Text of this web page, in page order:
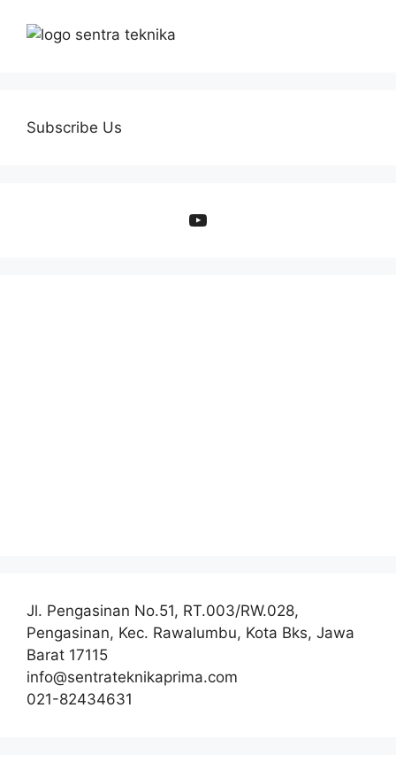
Subscribe Us
YouTube
Jl. Pengasinan No.51, RT.003/RW.028,
Pengasinan, Kec. Rawalumbu, Kota Bks, Jawa
Barat 17115
info@sentrateknikaprima.com
021-82434631